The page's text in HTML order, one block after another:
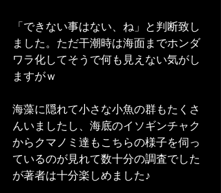
「できない事はない、ね」と判断致し
ました。ただ干潮時は海面までホンダ
ワラ化してそうで何も見えない気がし
ますがｗ
海藻に隠れて小さな小魚の群もたくさ
んいましたし、海底のイソギンチャク
からクマノミ達もこちらの様子を伺っ
ているのが見れて数十分の調査でした
が著者は十分楽しめました♪